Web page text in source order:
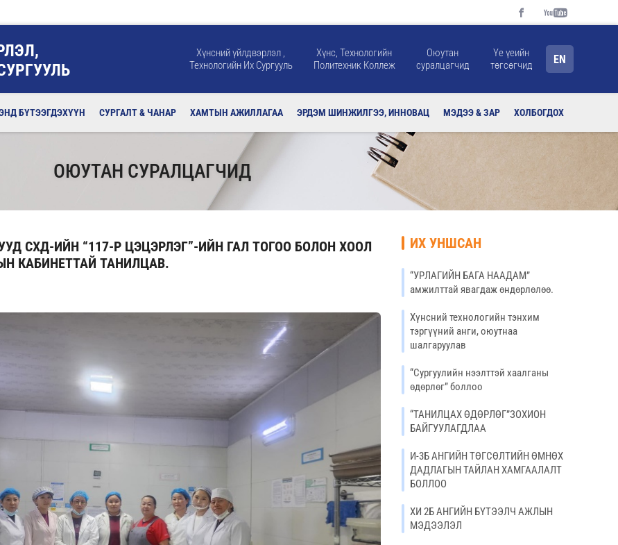
Хүнсний үйлдвэрлэл ,
Технологийн Их Сургууль
Хүнс, Технологийн
Политехник Коллеж
Оюутан
суралцагчид
Үе үеийн
төгсөгчид
EN
БҮТЭЭГДЭХҮҮН СУРГАЛТ & ЧАНАР ХАМТЫН АЖИЛЛАГАА ЭРДЭМ ШИНЖИЛГЭЭ, ИННОВАЦ МЭДЭЭ & ЗАР ХОЛБОГДОХ
ОЮУТАН СУРАЛЦАГЧИД
СХД-ИЙН “117-Р ЦЭЦЭРЛЭГ”-ИЙН ГАЛ ТОГОО БОЛОН ХООЛ
КАБИНЕТТАЙ ТАНИЛЦАВ.
ИХ УНШСАН
“УРЛАГИЙН БАГА НААДАМ”
амжилттай явагдаж өндөрлөлөө.
Хүнсний технологийн тэнхим
тэргүүний анги, оюутнаа
шалгаруулав
“Сургуулийн нээлттэй хаалганы
өдөрлөг” боллоо
“ТАНИЛЦАХ ӨДӨРЛӨГ”ЗОХИОН
БАЙГУУЛАГДЛАА
И-3Б АНГИЙН ТӨГСӨЛТИЙН ӨМНӨХ
ДАДЛАГЫН ТАЙЛАН ХАМГААЛАЛТ
БОЛЛОО
ХИ 2Б АНГИЙН БҮТЭЭЛЧ АЖЛЫН
МЭДЭЭЛЭЛ